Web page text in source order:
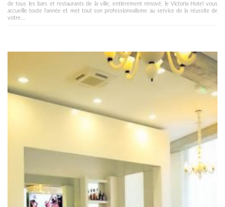
de tous les bars et restaurants de la ville, entièrement rénové, le Victoria Hotel vous
accueille toute l'année et met tout son professionnalisme au service de la réussite de
votre...